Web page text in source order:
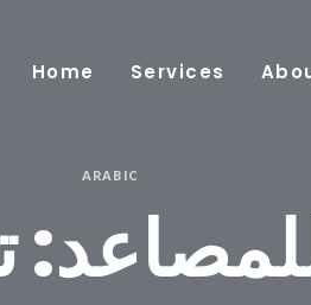
Home Services
ARABIC